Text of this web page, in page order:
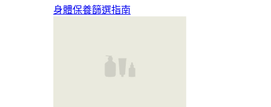
身體保養篩選指南